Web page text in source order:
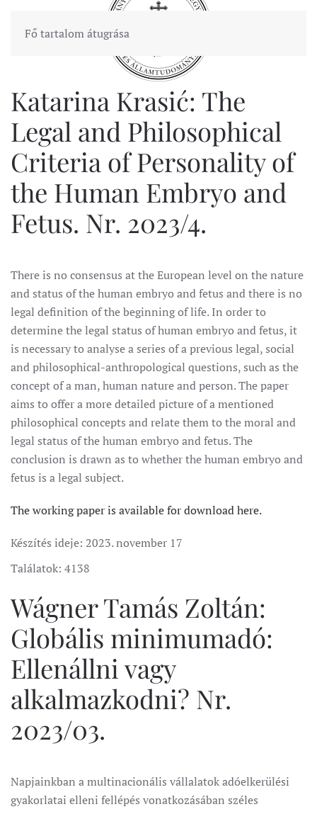
Fő tartalom átugrása
Katarina Krasić: The
Legal and Philosophical
Criteria of Personality of
the Human Embryo and
Fetus. Nr. 2023/4.
There is no consensus at the European level on the nature
and status of the human embryo and fetus and there is no
legal definition of the beginning of life. In order to
determine the legal status of human embryo and fetus, it
is necessary to analyse a series of a previous legal, social
and philosophical-anthropological questions, such as the
concept of a man, human nature and person. The paper
aims to offer a more detailed picture of a mentioned
philosophical concepts and relate them to the moral and
legal status of the human embryo and fetus. The
conclusion is drawn as to whether the human embryo and
fetus is a legal subject.
The working paper is available for download here.
Készítés ideje: 2023. november 17
Találatok: 4138
Wágner Tamás Zoltán:
Globális minimumadó:
Ellenállni vagy
alkalmazkodni? Nr.
2023/03.
Napjainkban a multinacionális vállalatok adóelkerülési
gyakorlatai elleni fellépés vonatkozásában széles